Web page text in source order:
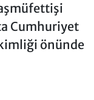
Cumhuriyet
önünde